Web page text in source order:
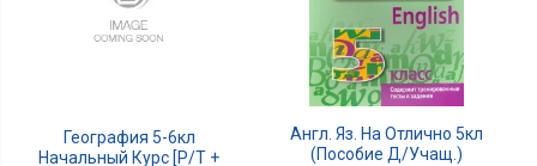
География 5-6кл
Начальный Курс [Р/т +
Англ. Яз. На Отлично 5кл
(пособие Д/учащ.)